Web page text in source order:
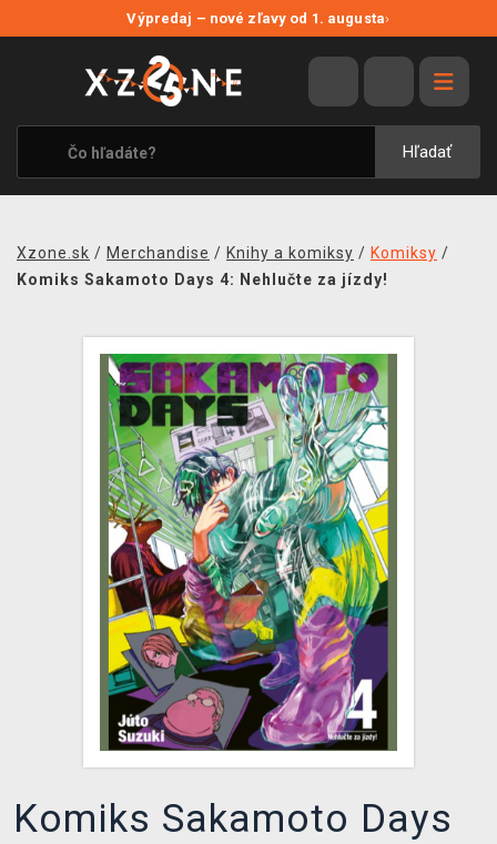
Výpredaj – nové zľavy od 1. augusta›
Hľadať
VÝPREDAJ
VIDEOHRY
XZONE ORIGINALS
TEMATIKY
MERCHANDISE
DOPRAVA
XZONE KLUB
Xzone.sk / Merchandise / Knihy a komiksy / Komiksy /
Komiks Sakamoto Days 4: Nehlučte za jízdy!
Komiks Sakamoto Days